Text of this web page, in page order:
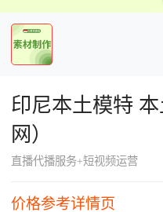
印尼本土模特
网）
直播代播服务+短视频运营
价格参考详情页